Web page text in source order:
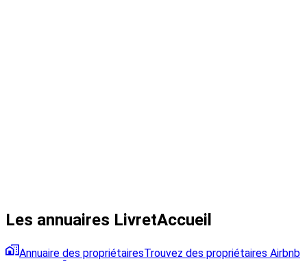
Les annuaires LivretAccueil
Annuaire des propriétairesTrouvez des propriétaires Airbnb